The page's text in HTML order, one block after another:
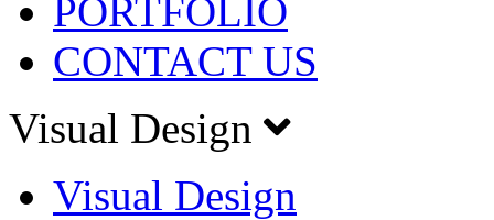
PORTFOLIO
CONTACT US
Visual Design
Visual Design